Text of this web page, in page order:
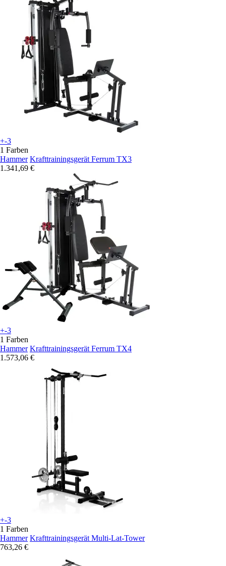
+-3
1 Farben
Hammer Krafttrainingsgerät Ferrum TX3
1.341,69 €
+-3
1 Farben
Hammer Krafttrainingsgerät Ferrum TX4
1.573,06 €
+-3
1 Farben
Hammer Krafttrainingsgerät Multi-Lat-Tower
763,26 €